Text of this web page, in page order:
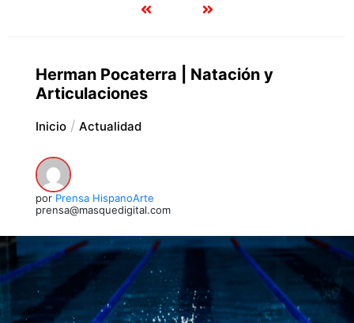
Herman Pocaterra | Natación y
Articulaciones
Inicio Actualidad
por Prensa HispanoArte
prensa@masquedigital.com